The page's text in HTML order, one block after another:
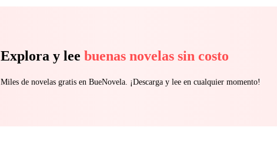
Explora y lee buenas novelas sin costo
Miles de novelas gratis en BueNovela. ¡Descarga y lee en cualquier momento!